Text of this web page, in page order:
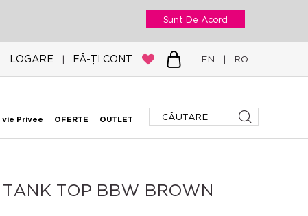
Sunt De Acord
LOGARE | FĂ-ȚI CONT EN | RO
vie Privee OFERTE OUTLET
TOP BBW BROWN